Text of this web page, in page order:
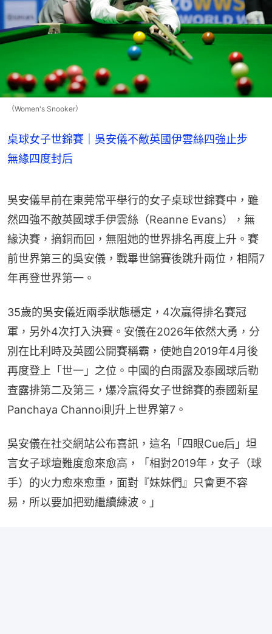
（Women's Snooker）
桌球女子世錦賽｜吳安儀不敵英國伊雲絲四強止步
無緣四度封后
吳安儀早前在東莞常平舉行的女子桌球世錦賽中，雖
然四強不敵英國球手伊雲絲（Reanne Evans），無
緣決賽，摘銅而回，無阻她的世界排名再度上升。賽
前世界第三的吳安儀，戰畢世錦賽後跳升兩位，相隔7
年再登世界第一。
35歲的吳安儀近兩季狀態穩定，4次贏得排名賽冠
軍，另外4次打入決賽。安儀在2026年依然大勇，分
別在比利時及英國公開賽稱霸，使她自2019年4月後
再度登上「世一」之位。中國的白雨露及泰國球后勒
查露排第二及第三，爆冷贏得女子世錦賽的泰國新星
Panchaya Channoi則升上世界第7。
吳安儀在社交網站公布喜訊，這名「四眼Cue后」坦
言女子球壇難度愈來愈高，「相對2019年，女子（球
手）的火力愈來愈重，面對『妹妹們』只會更不容
易，所以要加把勁繼續練波。」